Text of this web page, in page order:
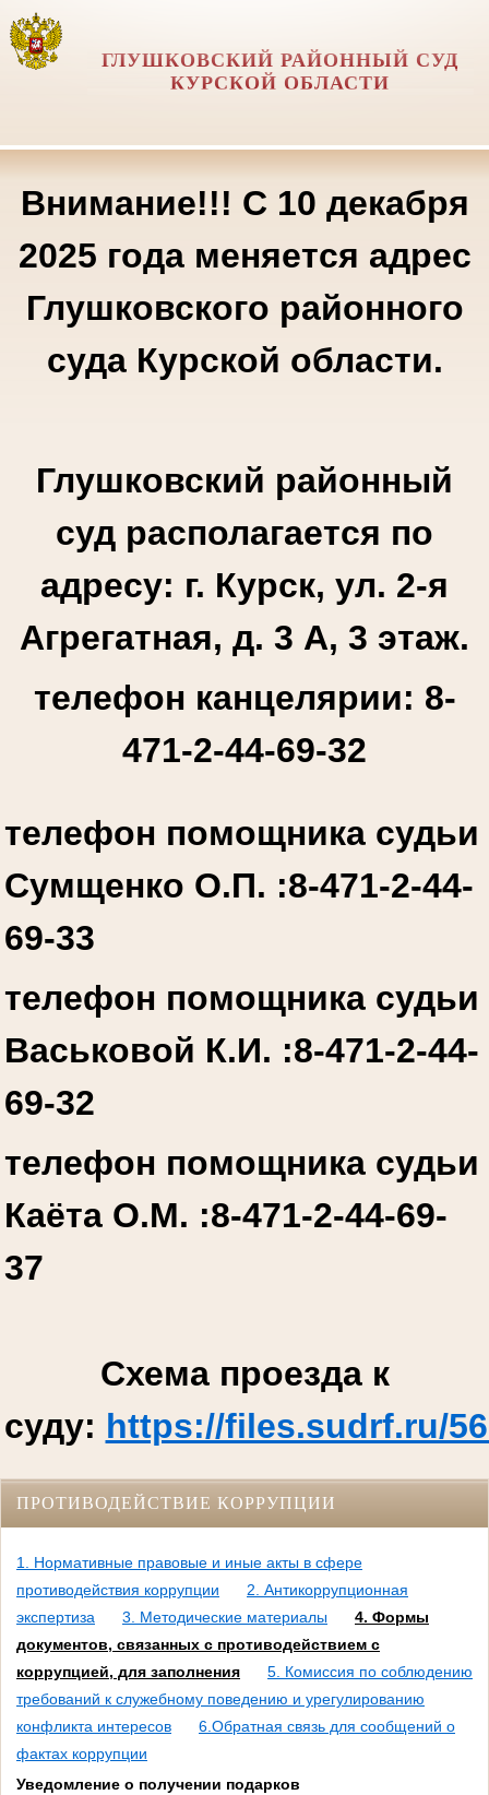
ГЛУШКОВСКИЙ РАЙОННЫЙ СУД
КУРСКОЙ ОБЛАСТИ
Внимание!!! С 10 декабря
2025 года меняется адрес
Глушковского районного
суда Курской области.
Глушковский районный
суд располагается по
адресу: г. Курск, ул. 2-я
Агрегатная, д. 3 А, 3 этаж.
телефон канцелярии: 8-
471-2-44-69-32
телефон помощника судьи
Сумщенко О.П. :8-471-2-44-
69-33
телефон помощника судьи
Васьковой К.И. :8-471-2-44-
69-32
телефон помощника судьи
Каёта О.М. :8-471-2-44-69-
37
Схема проезда к
суду: https://files.sudrf.ru/
ПРОТИВОДЕЙСТВИЕ КОРРУПЦИИ
1. Нормативные правовые и иные акты в сфере
противодействия коррупции
2. Антикоррупционная
экспертиза
3. Методические материалы
4. Формы
документов, связанных с противодействием с
коррупцией, для заполнения
5. Комиссия по соблюдению
требований к служебному поведению и урегулированию
конфликта интересов
6.Обратная связь для сообщений о
фактах коррупции
Уведомление о получении подарков